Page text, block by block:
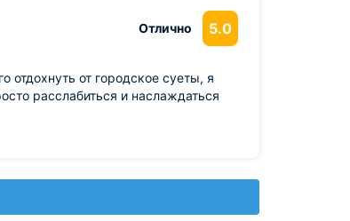
Отлично 5.0
отдохнуть от городское суеты, я
расслабиться и наслаждаться